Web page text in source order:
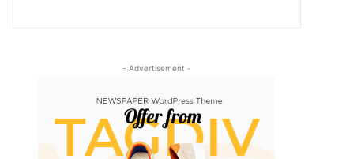
- Advertisement -